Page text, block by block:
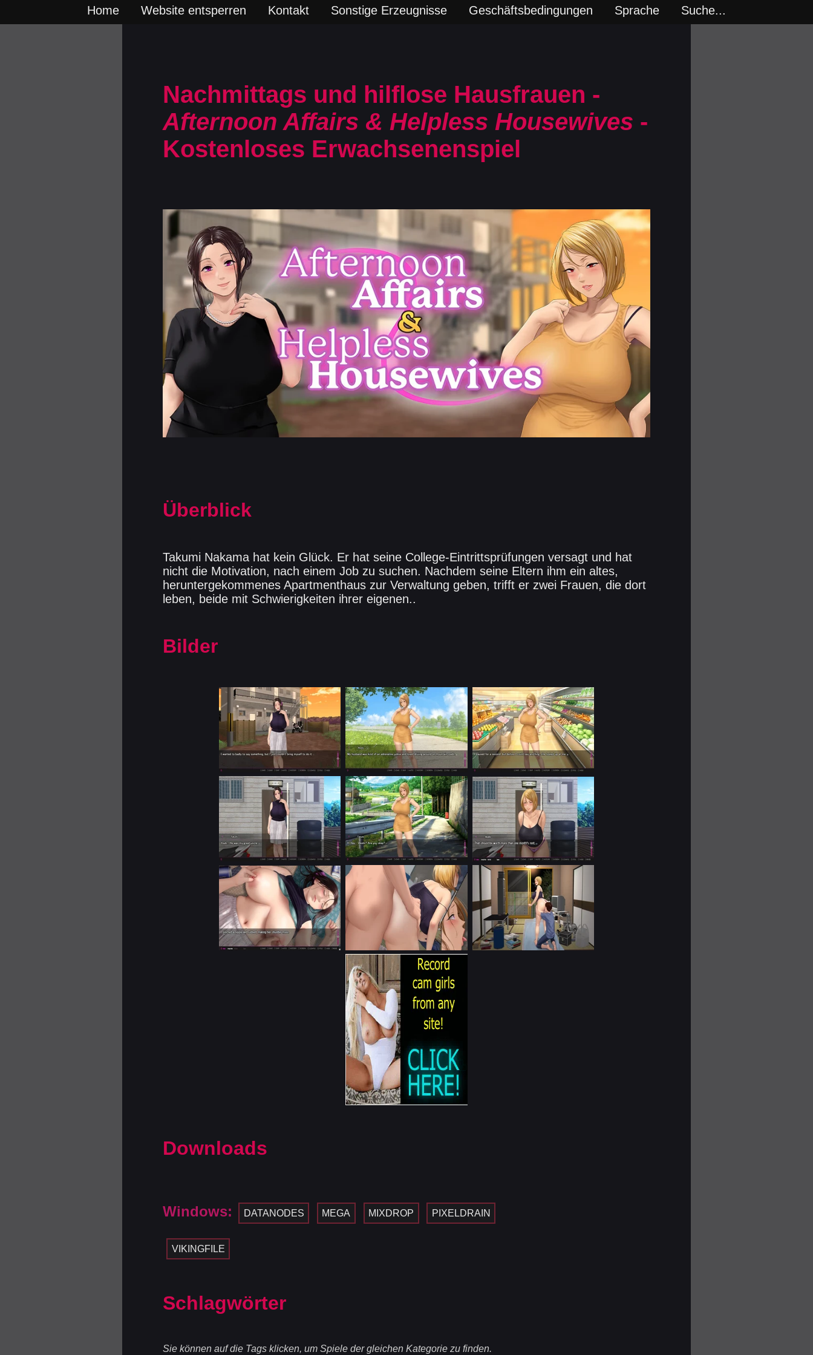
Home Website entsperren Kontakt Sonstige Erzeugnisse Geschäftsbedingungen Sprache Suche...
Nachmittags und hilflose Hausfrauen -
Afternoon Affairs & Helpless Housewives -
Kostenloses Erwachsenenspiel
Überblick
Takumi Nakama hat kein Glück. Er hat seine College-Eintrittsprüfungen versagt und hat
nicht die Motivation, nach einem Job zu suchen. Nachdem seine Eltern ihm ein altes,
heruntergekommenes Apartmenthaus zur Verwaltung geben, trifft er zwei Frauen, die dort
leben, beide mit Schwierigkeiten ihrer eigenen..
Bilder
Downloads
Windows: DATANODES MEGA MIXDROP PIXELDRAIN
VIKINGFILE
Schlagwörter
Sie können auf die Tags klicken, um Spiele der gleichen Kategorie zu finden.